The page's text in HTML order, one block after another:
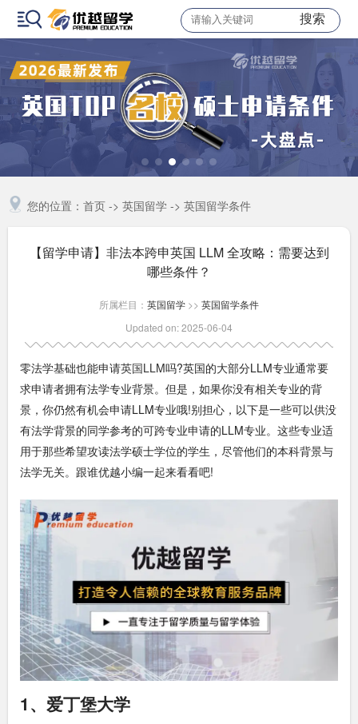
搜索
您的位置： 首页-> 英国留学-> 英国留学条件
【留学申请】非法本跨申英国 LLM 全攻略：需要达到
哪些条件？
所属栏目： 英国留学 >> 英国留学条件
Updated on: 2025-06-04
零法学基础也能申请英国LLM吗?英国的大部分LLM专业通常要
求申请者拥有法学专业背景。但是，如果你没有相关专业的背
景，你仍然有机会申请LLM专业哦!别担心，以下是一些可以供没
有法学背景的同学参考的可跨专业申请的LLM专业。这些专业适
用于那些希望攻读法学硕士学位的学生，尽管他们的本科背景与
法学无关。跟谁优越小编一起来看看吧!
1、爱丁堡大学